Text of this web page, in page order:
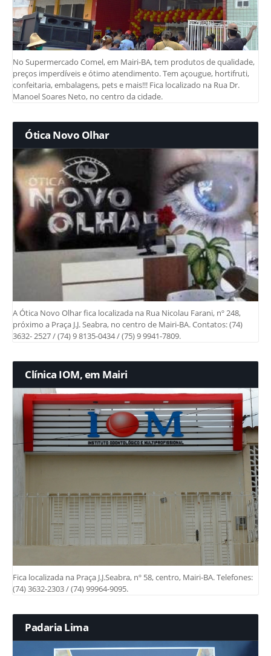
No Supermercado Comel, em Mairi-BA, tem produtos de qualidade,
preços imperdíveis e ótimo atendimento. Tem açougue, hortifruti,
confeitaria, embalagens, pets e mais!!! Fica localizado na Rua Dr.
Manoel Soares Neto, no centro da cidade.
Ótica Novo Olhar
A Ótica Novo Olhar fica localizada na Rua Nicolau Farani, nº 248,
próximo a Praça J.J. Seabra, no centro de Mairi-BA. Contatos: (74)
3632- 2527 / (74) 9 8135-0434 / (75) 9 9941-7809.
Clínica IOM, em Mairi
Fica localizada na Praça J.J.Seabra, nº 58, centro, Mairi-BA. Telefones:
(74) 3632-2303 / (74) 99964-9095.
Padaria Lima